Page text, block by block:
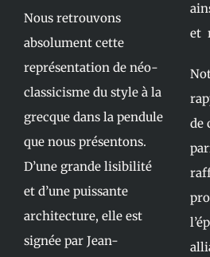
Nous retrouvons
absolument cette
représentation de néo-
classicisme du style à la
grecque dans la pendule
que nous présentons.
D’une grande lisibilité
et d’une puissante
architecture, elle est
signée par Jean-
et
de